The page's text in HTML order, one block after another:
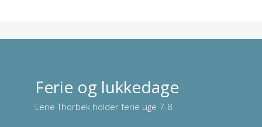
Ferie og lukkedage
Lene Thorbek holder ferie uge 7-8